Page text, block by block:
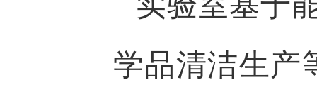
学品清洁生产